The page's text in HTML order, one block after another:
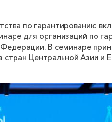
по гарантированию
для организаций по
В семинаре
Центральной Азии и